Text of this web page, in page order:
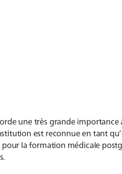
une très grande
est reconnue en tant
la formation médicale